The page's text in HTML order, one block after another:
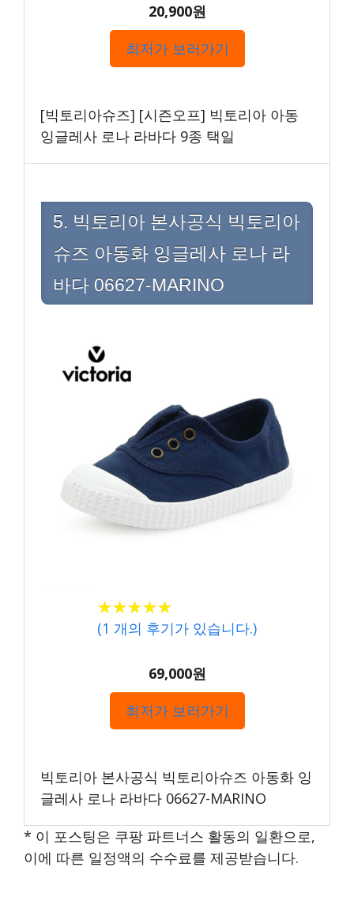
20,900원
최저가 보러가기
[빅토리아슈즈] [시즌오프] 빅토리아 아동
잉글레사 로나 라바다 9종 택일
5. 빅토리아 본사공식 빅토리아
슈즈 아동화 잉글레사 로나 라
바다 06627-MARINO
★★★★★
★★★★★
(1 개의 후기가 있습니다.)
69,000원
최저가 보러가기
빅토리아 본사공식 빅토리아슈즈 아동화 잉
글레사 로나 라바다 06627-MARINO
* 이 포스팅은 쿠팡 파트너스 활동의 일환으로,
이에 따른 일정액의 수수료를 제공받습니다.